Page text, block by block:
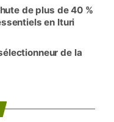
de plus de 40 %
en Ituri
de la